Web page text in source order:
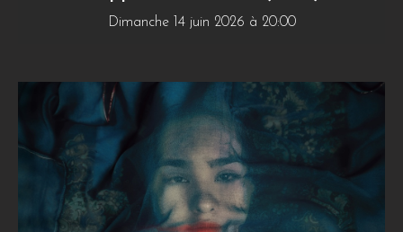
Dimanche 14 juin 2026 à 20:00